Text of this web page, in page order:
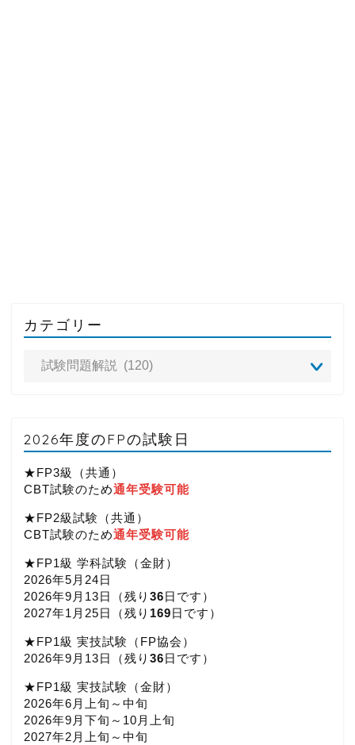
カテゴリー
2026年度のFPの試験日
★FP3級（共通）
CBT試験のため通年受験可能
★FP2級試験（共通）
CBT試験のため通年受験可能
★FP1級 学科試験（金財）
2026年5月24日
2026年9月13日（残り 36日です）
2027年1月25日（残り 169日です）
★FP1級 実技試験（FP協会）
2026年9月13日（残り 36日です）
★FP1級 実技試験（金財）
2026年6月上旬～中旬
2026年9月下旬～10月上旬
2027年2月上旬～中旬